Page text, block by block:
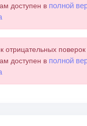
доступен в полной
отрицательных
доступен в полной